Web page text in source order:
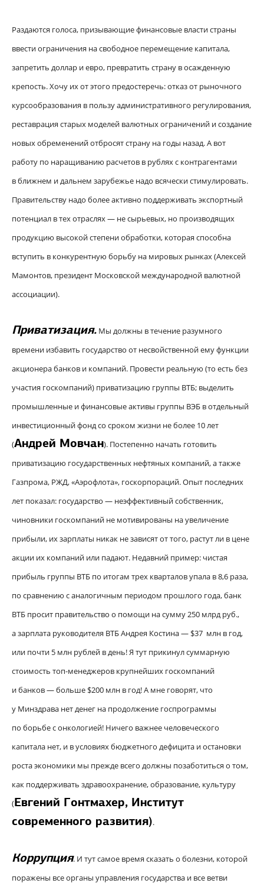
Раздаются голоса, призывающие финансовые власти страны
ввести ограничения на свободное перемещение капитала,
запретить доллар и евро, превратить страну в осажденную
крепость. Хочу их от этого предостеречь: отказ от рыночного
курсообразования в пользу административного регулирования,
реставрация старых моделей валютных ограничений и создание
новых обременений отбросят страну на годы назад. А вот
работу по наращиванию расчетов в рублях с контрагентами
в ближнем и дальнем зарубежье надо всячески стимулировать.
Правительству надо более активно поддерживать экспортный
потенциал в тех отраслях — не сырьевых, но производящих
продукцию высокой степени обработки, которая способна
вступить в конкурентную борьбу на мировых рынках (Алексей
Мамонтов, президент Московской международной валютной
ассоциации).
Приватизация. Мы должны в течение разумного
времени избавить государство от несвойственной ему функции
акционера банков и компаний. Провести реальную (то есть без
участия госкомпаний) приватизацию группы ВТБ; выделить
промышленные и финансовые активы группы ВЭБ в отдельный
инвестиционный фонд со сроком жизни не более 10 лет
(Андрей Мовчан). Постепенно начать готовить
приватизацию государственных нефтяных компаний, а также
Газпрома, РЖД, «Аэрофлота», госкорпораций. Опыт последних
лет показал: государство — неэффективный собственник,
чиновники госкомпаний не мотивированы на увеличение
прибыли, их зарплаты никак не зависят от того, растут ли в цене
акции их компаний или падают. Недавний пример: чистая
прибыль группы ВТБ по итогам трех кварталов упала в 8,6 раза,
по сравнению с аналогичным периодом прошлого года, банк
ВТБ просит правительство о помощи на сумму 250 млрд руб.,
а зарплата руководителя ВТБ Андрея Костина — $37 млн в год,
или почти 5 млн рублей в день! Я тут прикинул суммарную
стоимость топ-менеджеров крупнейших госкомпаний
и банков — больше $200 млн в год! А мне говорят, что
у Минздрава нет денег на продолжение госпрограммы
по борьбе с онкологией! Ничего важнее человеческого
капитала нет, и в условиях бюджетного дефицита и остановки
роста экономики мы прежде всего должны позаботиться о том,
как поддерживать здравоохранение, образование, культуру
(Евгений Гонтмахер, Институт
современного развития).
Коррупция. И тут самое время сказать о болезни, которой
поражены все органы управления государства и все ветви